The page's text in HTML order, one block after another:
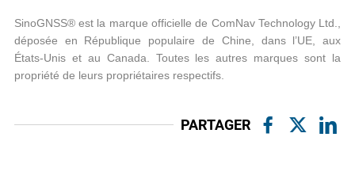
SinoGNSS® est la marque officielle de ComNav Technology Ltd.,
déposée en République populaire de Chine, dans l’UE, aux
États-Unis et au Canada. Toutes les autres marques sont la
propriété de leurs propriétaires respectifs.
PARTAGER